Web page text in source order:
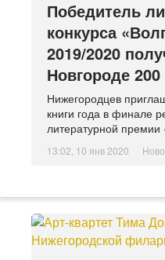
Победитель
конкурса
2019/2020
Новгороде
Нижегородцев
книги года в финале
литературной
13:02, 10 янв 2020